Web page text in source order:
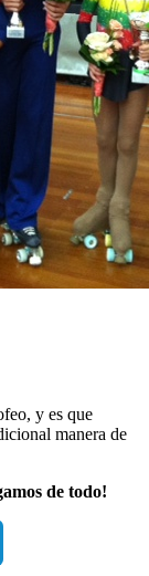
y es que
manera de
de todo!